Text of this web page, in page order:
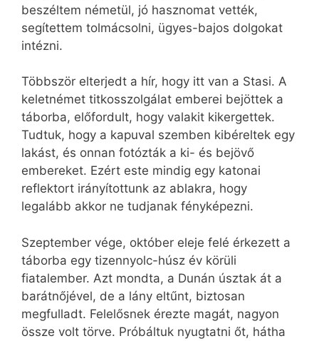
beszéltem németül, jó hasznomat vették,
segítettem tolmácsolni, ügyes-bajos dolgokat
intézni.
Többször elterjedt a hír, hogy itt van a Stasi. A
keletnémet titkosszolgálat emberei bejöttek a
táborba, előfordult, hogy valakit kikergettek.
Tudtuk, hogy a kapuval szemben kibéreltek egy
lakást, és onnan fotózták a ki- és bejövő
embereket. Ezért este mindig egy katonai
reflektort irányítottunk az ablakra, hogy
legalább akkor ne tudjanak fényképezni.
Szeptember vége, október eleje felé érkezett a
táborba egy tizennyolc-húsz év körüli
fiatalember. Azt mondta, a Dunán úsztak át a
barátnőjével, de a lány eltűnt, biztosan
megfulladt. Felelősnek érezte magát, nagyon
össze volt törve. Próbáltuk nyugtatni őt, hátha